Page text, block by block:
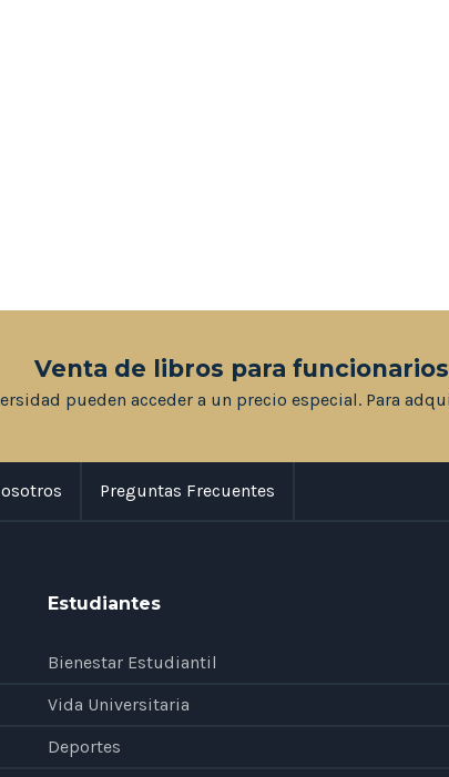
Venta de libros para funcionarios
pueden acceder a un precio especial. Para
Preguntas Frecuentes
Estudiantes
Bienestar Estudiantil
Vida Universitaria
Deportes